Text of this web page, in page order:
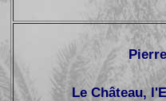
Le Château,